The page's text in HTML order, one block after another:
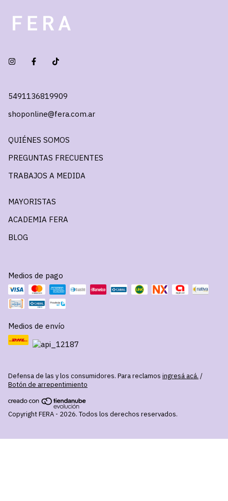
5491136819909
shoponline@fera.com.ar
QUIÉNES SOMOS
PREGUNTAS FRECUENTES
TRABAJOS A MEDIDA
MAYORISTAS
ACADEMIA FERA
BLOG
Medios de pago
Medios de envío
Defensa de las y los consumidores. Para reclamos ingresá acá. /
Botón de arrepentimiento
Copyright FERA - 2026. Todos los derechos reservados.